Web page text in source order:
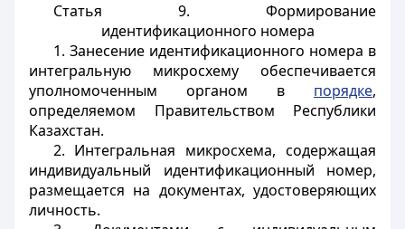
Статья 9. Формирование
идентификационного номера
1. Занесение идентификационного номера в
интегральную микросхему обеспечивается
уполномоченным органом в порядке,
определяемом Правительством Республики
Казахстан.
2. Интегральная микросхема, содержащая
индивидуальный идентификационный номер,
размещается на документах, удостоверяющих
личность.